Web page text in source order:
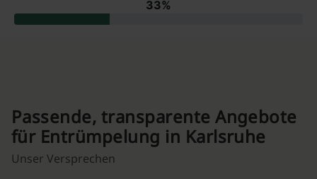
Passende, transparente Angebote
für Entrümpelung in Karlsruhe
Unser Versprechen